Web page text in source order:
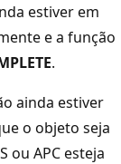
estiver em
e a função
.
ainda estiver
o objeto seja
ou APC esteja